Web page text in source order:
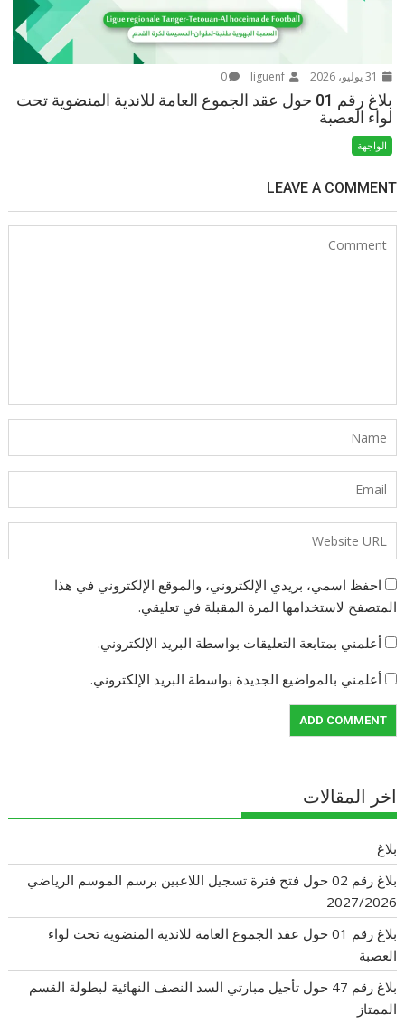
liguenf
0
بلاغ رقم 01 حول عقد الجموع العامة للاندية المنضوية تحت
لواء العصبة
الواجهة
LEAVE A COMMENT
احفظ اسمي، بريدي الإلكتروني، والموقع الإلكتروني في هذا
المتصفح لاستخدامها المرة المقبلة في تعليقي.
أعلمني بمتابعة التعليقات بواسطة البريد الإلكتروني.
أعلمني بالمواضيع الجديدة بواسطة البريد الإلكتروني.
اخر المقالات
بلاغ
بلاغ رقم 02 حول فتح فترة تسجيل اللاعبين برسم الموسم الرياضي
2027/2026
بلاغ رقم 01 حول عقد الجموع العامة للاندية المنضوية تحت لواء
العصبة
بلاغ رقم 47 حول تأجيل مبارتي السد النصف النهائية لبطولة القسم
الممتاز